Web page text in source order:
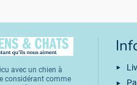
avec un chien à
considérant comme